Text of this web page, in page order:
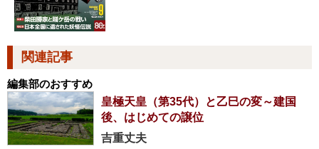
関連記事
編集部のおすすめ
皇極天皇（第35代）と乙巳の変～建国
後、はじめての譲位
吉重丈夫